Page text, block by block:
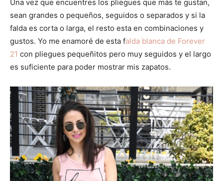
Una vez que encuentres los pliegues que más te gustan,
sean grandes o pequeños, seguidos o separados y si la
falda es corta o larga, el resto esta en combinaciones y
gustos. Yo me enamoré de esta falda blanca de Forever
21 con pliegues pequeñitos pero muy seguidos y el largo
es suficiente para poder mostrar mis zapatos.